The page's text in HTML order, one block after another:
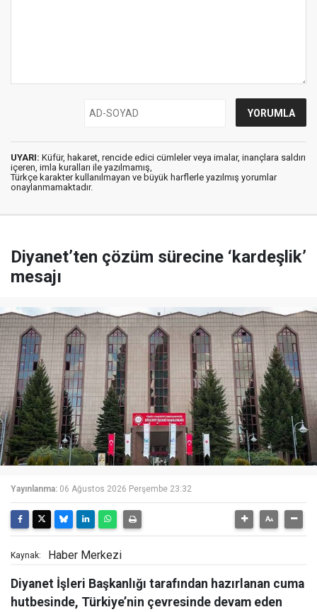
UYARI: Küfür, hakaret, rencide edici cümleler veya imalar, inançlara saldırı
içeren, imla kuralları ile yazılmamış,
Türkçe karakter kullanılmayan ve büyük harflerle yazılmış yorumlar
onaylanmamaktadır.
Diyanet’ten çözüm sürecine ‘kardeşlik’
mesajı
Yayınlanma: 06 Ağustos 2026 Perşembe 23:32
Kaynak: Haber Merkezi
Diyanet İşleri Başkanlığı tarafından hazırlanan cuma
hutbesinde, Türkiye’nin çevresinde devam eden